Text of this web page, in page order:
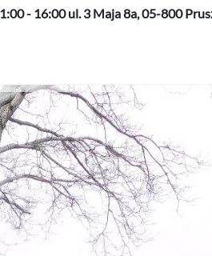
- 16:00 ul. 3 Maja 8a, 05-800